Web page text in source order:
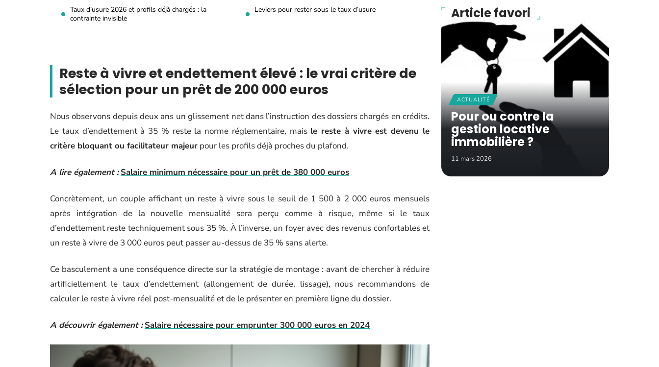
Taux d’usure 2026 et profils déjà chargés : la
contrainte invisible
Leviers pour rester sous le taux d’usure
Reste à vivre et endettement élevé : le vrai critère de
sélection pour un prêt de 200 000 euros
Nous observons depuis deux ans un glissement net dans l’instruction des dossiers chargés en crédits.
Le taux d’endettement à 35 % reste la norme réglementaire, mais le reste à vivre est devenu le
critère bloquant ou facilitateur majeur pour les profils déjà proches du plafond.
A lire également : Salaire minimum nécessaire pour un prêt de 380 000 euros
Concrètement, un couple affichant un reste à vivre sous le seuil de 1 500 à 2 000 euros mensuels
après intégration de la nouvelle mensualité sera perçu comme à risque, même si le taux
d’endettement reste techniquement sous 35 %. À l’inverse, un foyer avec des revenus confortables et
un reste à vivre de 3 000 euros peut passer au-dessus de 35 % sans alerte.
Ce basculement a une conséquence directe sur la stratégie de montage : avant de chercher à réduire
artificiellement le taux d’endettement (allongement de durée, lissage), nous recommandons de
calculer le reste à vivre réel post-mensualité et de le présenter en première ligne du dossier.
A découvrir également : Salaire nécessaire pour emprunter 300 000 euros en 2024
Article favori
ACTUALITÉ
Pour ou contre la
gestion locative
immobilière ?
11 mars 2026